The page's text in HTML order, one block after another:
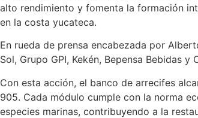
alto rendimiento y fomenta la formación
en la costa yucateca.
En rueda de prensa encabezada por
Sol, Grupo GPI, Kekén, Bepensa Bebidas
Con esta acción, el banco de arrecifes
905. Cada módulo cumple con la norma
especies marinas, contribuyendo a la